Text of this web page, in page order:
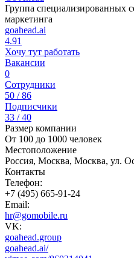
Группа специализированных
маркетинга
goahead.ai
4.91
Хочу тут работать
Вакансии
0
Сотрудники
50 / 86
Подписчики
33 / 40
Размер компании
От 100 до 1000 человек
Местоположение
Россия, Москва, Москва, ул.
Контакты
Телефон:
+7 (495) 665-91-24
Email:
hr@gomobile.ru
VK:
goahead.group
goahead.ai/